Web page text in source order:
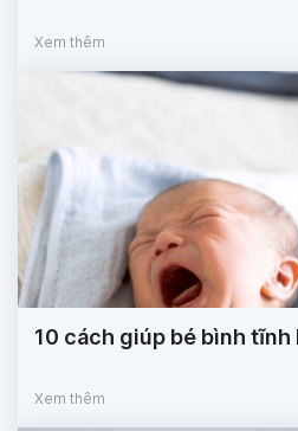
Xem thêm
10 cách giúp bé bình tĩnh
Xem thêm